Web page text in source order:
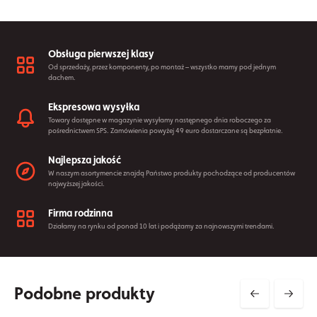
Obsługa pierwszej klasy
Od sprzedaży, przez komponenty, po montaż – wszystko mamy pod jednym
dachem.
Ekspresowa wysyłka
Towary dostępne w magazynie wysyłamy następnego dnia roboczego za
pośrednictwem SPS. Zamówienia powyżej 49 euro dostarczane są bezpłatnie.
Najlepsza jakość
W naszym asortymencie znajdą Państwo produkty pochodzące od producentów
najwyższej jakości.
Firma rodzinna
Działamy na rynku od ponad 10 lat i podążamy za najnowszymi trendami.
Podobne produkty